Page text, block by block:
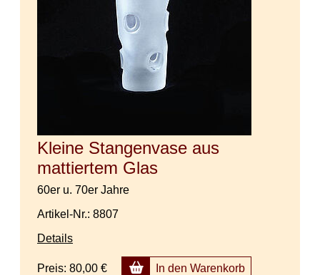
Kleine Stangenvase aus
mattiertem Glas
60er u. 70er Jahre
Artikel-Nr.: 8807
Details
Preis: 80,00 € In den Warenkorb